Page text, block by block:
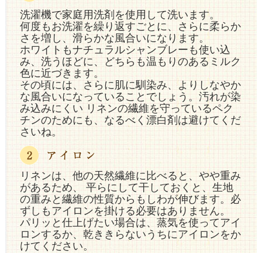
洗濯機で家庭用洗剤を使用して洗います。
何度もお洗濯を繰り返すごとに、さらに柔らか
さを増し、滑らかな風合いになります。
ホワイトもナチュラルシャンブレーも使い込
み、洗うほどに、どちらも温もりのあるミルク
色に近づきます。
その頃には、さらに肌に馴染み、よりしなやか
な風合いになっていることでしょう。汚れが染
み込みにくい リネンの繊維を守っているペク
チンのためにも、なるべく漂白剤は避けてくだ
さいね。
リネンは、他の天然繊維に比べると、やや重み
があるため、 平らにして干しておくと、生地
の重みと繊維の性質からもしわが伸びます。必
ずしもアイロンを掛ける必要はありません。
パリッと仕上げたい場合は、蒸気を使ってアイ
ロンするか、乾ききらないうちにアイロンをか
けてください。